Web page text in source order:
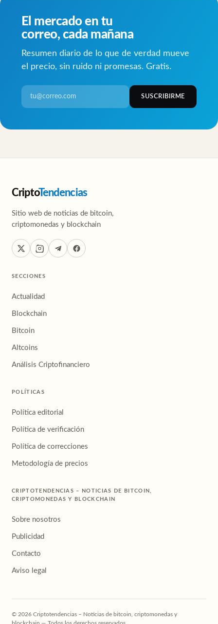
El mercado en tu
correo, cada mañana
Resumen diario de lo que de verdad mueve
el precio, sin ruido ni promesas. Gratis.
SUSCRIBIRME
CriptoTendencias
Sitio web de noticias de bitcoin,
criptomonedas y blockchain
SECCIONES
Actualidad
Blockchain
Bitcoin
Altcoins
Análisis Criptofinanciero
POLÍTICAS
Política editorial
Política de verificación
Política de correcciones
Metodología de precios
CRIPTOTENDENCIAS – NOTICIAS DE BITCOIN,
CRIPTOMONEDAS Y BLOCKCHAIN
Sobre nosotros
Publicidad
Contacto
Aviso legal
© 2026 Criptotendencias – Noticias de bitcoin, criptomonedas y